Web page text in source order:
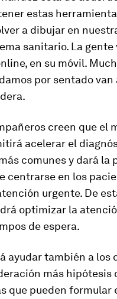
estas
a dibujar en
sanitario. La gente
, en su móvil.
por sentado van
creen que el
acelerar el
comunes y dará la
centrarse en los
urgente. De
optimizar la
de espera.
ayudar también a los
más hipótesis
que pueden formular